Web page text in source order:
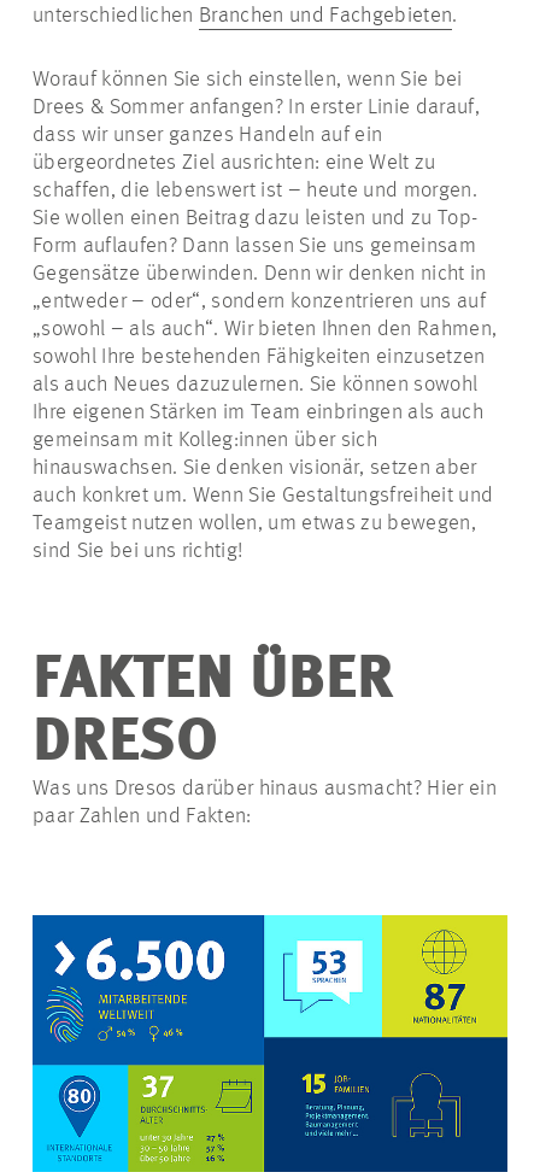
unterschiedlichen Branchen und Fachgebieten.
Worauf können Sie sich einstellen, wenn Sie bei
Drees & Sommer anfangen? In erster Linie darauf,
dass wir unser ganzes Handeln auf ein
übergeordnetes Ziel ausrichten: eine Welt zu
schaffen, die lebenswert ist – heute und morgen.
Sie wollen einen Beitrag dazu leisten und zu Top-
Form auflaufen? Dann lassen Sie uns gemeinsam
Gegensätze überwinden. Denn wir denken nicht in
„entweder – oder“, sondern konzentrieren uns auf
„sowohl – als auch“. Wir bieten Ihnen den Rahmen,
sowohl Ihre bestehenden Fähigkeiten einzusetzen
als auch Neues dazuzulernen. Sie können sowohl
Ihre eigenen Stärken im Team einbringen als auch
gemeinsam mit Kolleg:innen über sich
hinauswachsen. Sie denken visionär, setzen aber
auch konkret um. Wenn Sie Gestaltungsfreiheit und
Teamgeist nutzen wollen, um etwas zu bewegen,
sind Sie bei uns richtig!
FAKTEN ÜBER
DRESO
Was uns Dresos darüber hinaus ausmacht? Hier ein
paar Zahlen und Fakten: